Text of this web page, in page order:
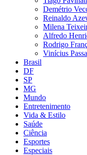
Demétrio
Reinaldo
Milena
Alfredo
Rodrigo
Vinícius
Brasil
DF
SP
MG
Mundo
Entretenimento
Vida & Estilo
Saúde
Ciência
Esportes
Especiais